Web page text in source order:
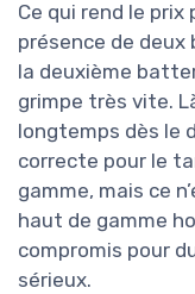
Ce qui rend le prix
présence de deux
la deuxième
grimpe très vite.
longtemps dès le
correcte pour le
gamme, mais ce
haut de gamme
compromis pour
sérieux.